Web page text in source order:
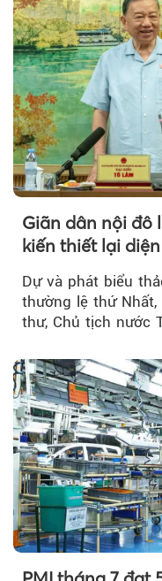
Giãn dân nội đô
kiến thiết lại
Dự và phát biểu
thường lệ thứ Nhất,
thư, Chủ tịch nước